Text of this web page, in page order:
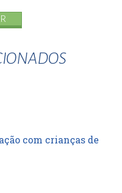
com crianças de